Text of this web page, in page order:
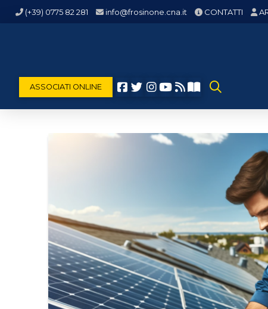
(+39) 0775 82 281 info@frosinone.cna.it CONTATTI
ASSOCIATI ONLINE